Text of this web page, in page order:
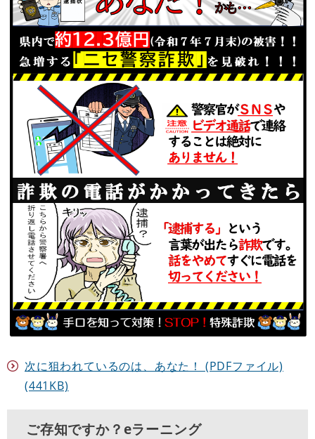
次に狙われているのは、あなた！ (PDFファイル)
(441KB)
ご存知ですか？eラーニング